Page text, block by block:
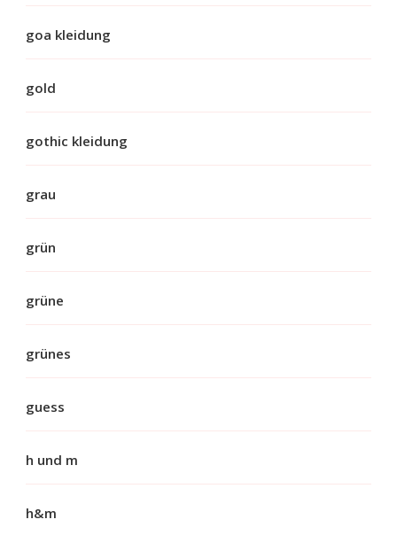
goa kleidung
gold
gothic kleidung
grau
grün
grüne
grünes
guess
h und m
h&m